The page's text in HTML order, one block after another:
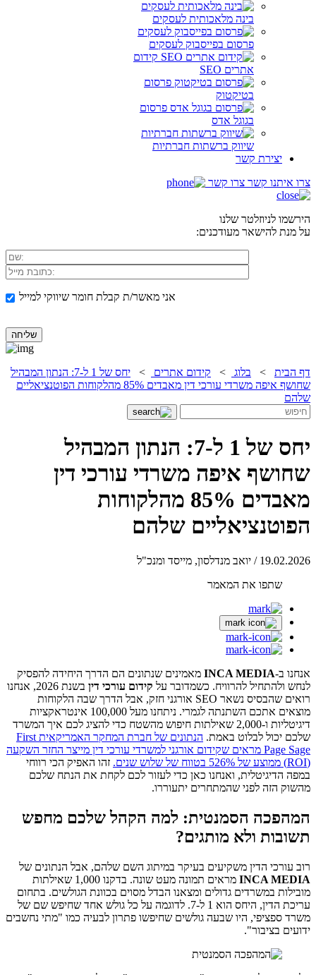
בינה מלאכותית לעסקים
פרסום בפייסבוק לעסקים
קידום
אתרים SEO
פרסום
בטיקטוק
פרסום
בגוגל אדס
שיווק ברשתות חברתיות
יצירת קשר
צרו איתנו קשר צרו קשר
הירשמו לניוזלטר שלנו
על מנת להישאר מעודכנים:
אני מאשר/ת קבלת חומר שיווקי למייל
דף הבית > בלוג > קידום אתרים >
יחס של 1 ל-7: הנתון המבהיל
שחושף איפה משרדי עורכי דין מאבדים 85% מהלקוחות הפוטנציאליים
שלהם
יחס של 1 ל-7: הנתון המבהיל
שחושף איפה משרדי עורכי דין
מאבדים 85% מהלקוחות
הפוטנציאליים שלהם
19.02.2026 / יואב מנדלסון, מייסד ומנכ"ל
שתפו את המאמר
אנחנו ב-INCA MEDIA מאמינים שנתונים הם הדרך היחידה להפסיק
לנחש ולהתחיל להרוויח. כשמדובר על קידום עורכי דין
בשנת 2026, אנחנו
רואים שהבסיס נשאר SEO אורגני חזק, אבל הדרך שבה הלקוחות
מוצאים אתכם השתנתה לגמרי. ניתחנו מעל 100,000 אינטראקציות
דיגיטליות ו-2,000 שאילתות חיפוש מהשטח כדי להציג לכם איך המשרד
שלכם יכול לבלוט באמת.
הנתונים של חברת המחקר האמריקאית First
Page Sage מראים שקידום אורגני למשרדי עורכי דין מייצר החזר השקעה
(ROI) ממוצע של 526% בטווח של שלוש שנים.
זהו האפיק הכי רווחי
במפה הדיגיטלית, ואנחנו כאן כדי לעזור לכם לקחת את הנתח שלכם
מהשוק הזה לפני שהמתחרים יתעוררו.
המהפכה הסמנטית: למה הקהל שלכם מחפש
תשובות ולא מותגים?
רוב עורכי הדין משקיעים בעיקר במיתוג השם שלהם, אבל הנתונים של
INCA MEDIA
מראים תמונה מעט שונה. בדקנו 1,000 שאילתות
מובילות במשרדים גדולים ומצאנו הבדל מסוים בכוונת הגולשים. בתחום
עריכת הדין, היחס הוא 1 ל-7. לדוגמה על כל גולש אחד שחיפש שם של
משרד ספציפי, היו שבעה גולשים שחיפשו פתרון לבעיה כמו "מתי נחשבים
ידועים בציבור".